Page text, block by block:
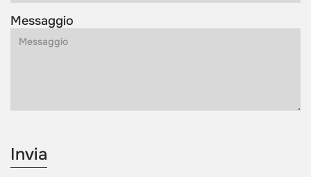
Messaggio